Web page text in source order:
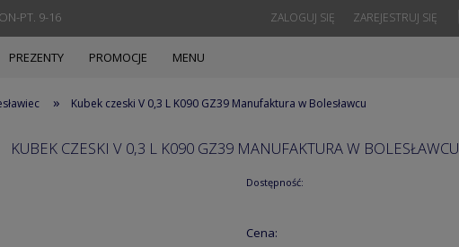
PT. 9-16 ZAREJESTRUJ SIĘ
ZALOGUJ SIĘ
PREZENTY PROMOCJE MENU
» Kubek czeski V 0,3 L K090 GZ39 Manufaktura w Bolesławcu
KUBEK CZESKI V 0,3 L K090 GZ39 MANUFAKTURA W BOLESŁAWCU
Dostępność:
Cena: